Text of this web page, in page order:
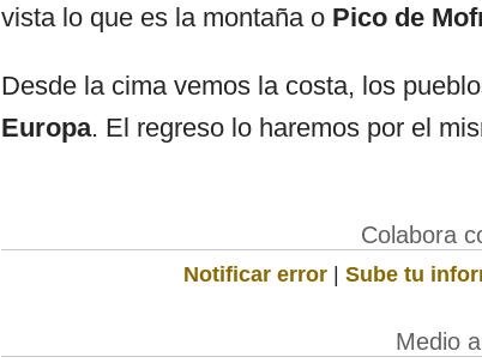
vista lo que es la montaña o Pico de
Desde la cima vemos la costa, los
Europa. El regreso lo haremos por el
Colabora
Notificar error | Sube tu
Medio